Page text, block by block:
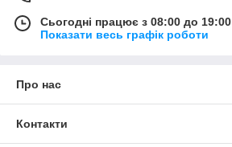
Сьогодні працює з 08:00 до 19:00
Показати весь графік роботи
Про нас
Контакти